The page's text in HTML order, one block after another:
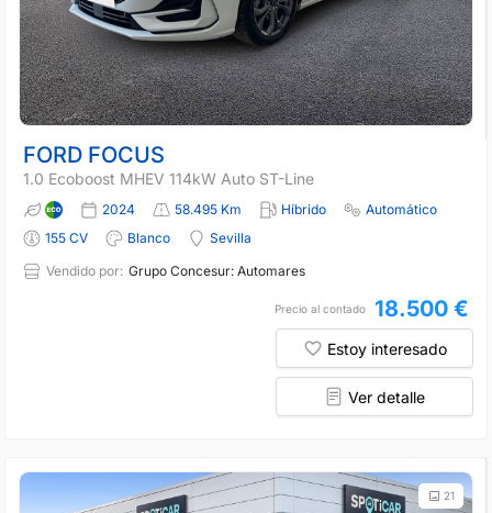
FORD FOCUS
1.0 Ecoboost MHEV 114kW Auto ST-Line
2024 58.495 Km Híbrido
Automático
155 CV
Blanco
Sevilla
Vendido por: Grupo Concesur: Automares
Precio al contado 18.500 €
Estoy interesado
Ver detalle
21